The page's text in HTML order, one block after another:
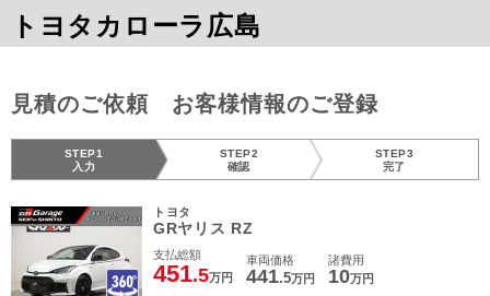
トヨタカローラ広島
見積のご依頼 お客様情報のご登録
STEP1
入力
STEP2
確認
STEP3
完了
トヨタ
GRヤリス RZ
支払総額
451.5万円
車両価格
441.5万円
諸費用
10万円